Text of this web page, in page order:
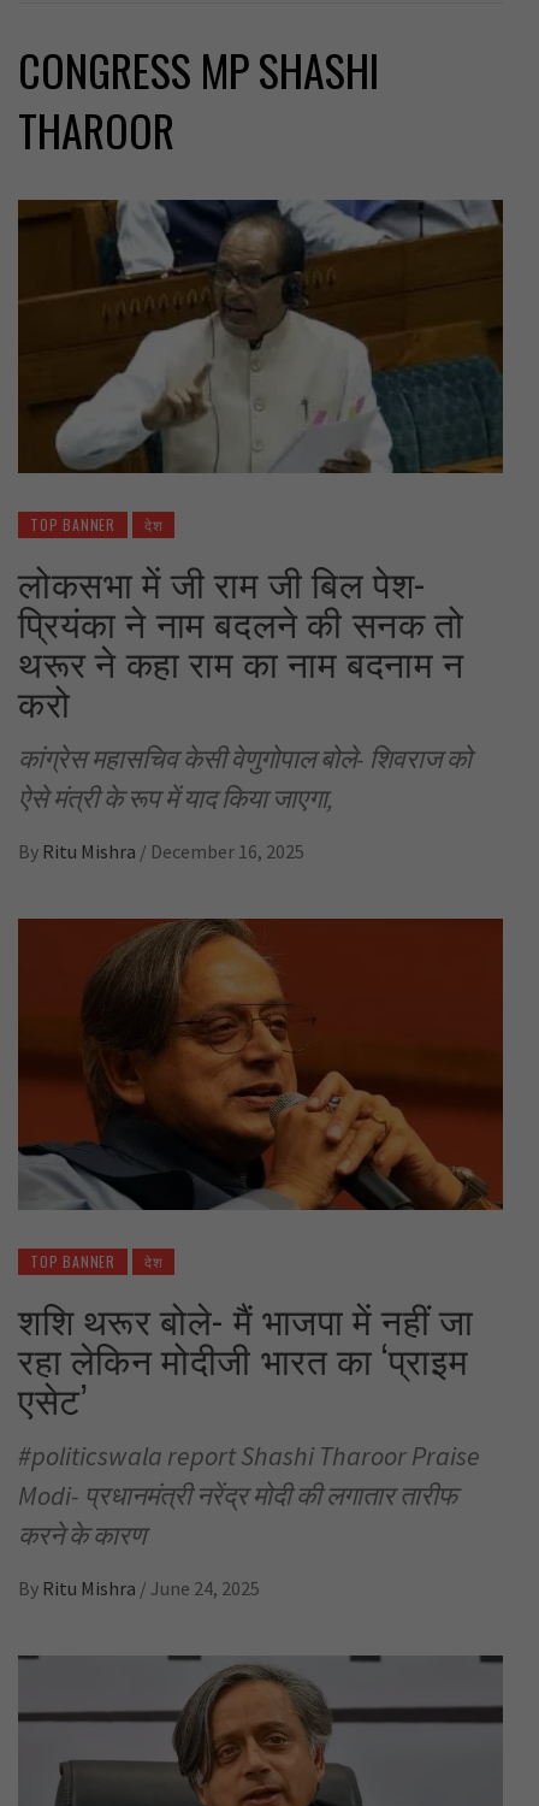
CONGRESS MP SHASHI
THAROOR
TOP BANNER देश
लोकसभा में जी राम जी बिल पेश-
प्रियंका ने नाम बदलने की सनक तो
थरूर ने कहा राम का नाम बदनाम न
करो
कांग्रेस महासचिव केसी वेणुगोपाल बोले- शिवराज को
ऐसे मंत्री के रूप में याद किया जाएगा,
By Ritu Mishra / December 16, 2025
TOP BANNER देश
शशि थरूर बोले- मैं भाजपा में नहीं जा
रहा लेकिन मोदीजी भारत का ‘प्राइम
एसेट’
#politicswala report Shashi Tharoor Praise
Modi- प्रधानमंत्री नरेंद्र मोदी की लगातार तारीफ
करने के कारण
By Ritu Mishra / June 24, 2025